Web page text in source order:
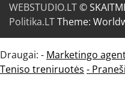
WEBSTUDIO.LT©
Politika.LTTheme:
Draugai: - Marketingo
Teniso treniruotės -